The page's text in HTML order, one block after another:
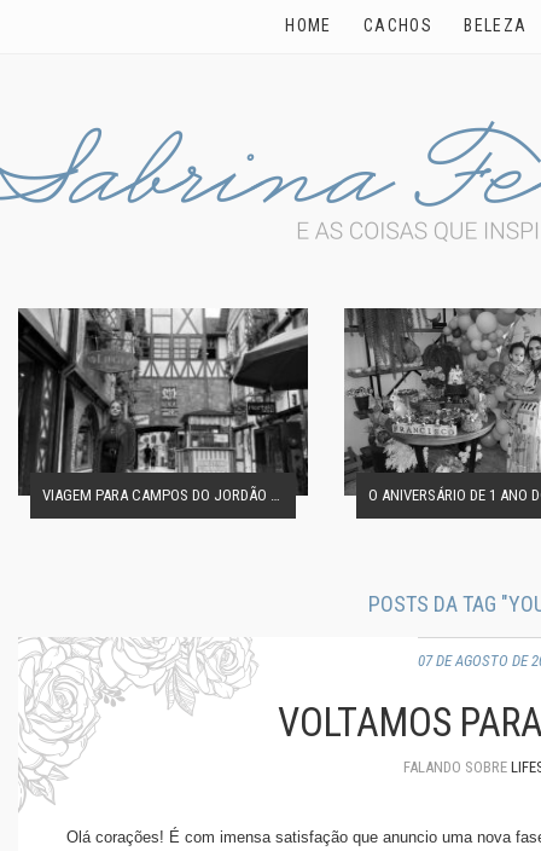
HOME CACHOS BELEZA
VIAGEM PARA CAMPOS DO JORDÃO EM FAMÍLIA
POSTS DA TAG
07 DE AGOSTO DE
VOLTAMOS
FALANDO SOBRE
Olá corações! É com imensa satisfação que anuncio uma nova